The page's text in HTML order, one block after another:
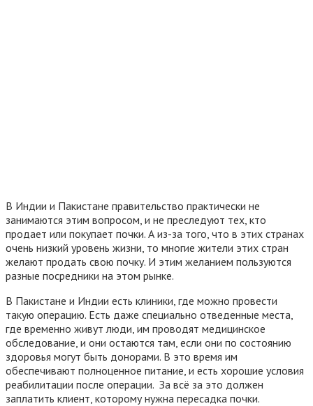
В Индии и Пакистане правительство практически не
занимаются этим вопросом, и не преследуют тех, кто
продает или покупает почки. А из-за того, что в этих странах
очень низкий уровень жизни, то многие жители этих стран
желают продать свою почку. И этим желанием пользуются
разные посредники на этом рынке.
В Пакистане и Индии есть клиники, где можно провести
такую операцию. Есть даже специально отведенные места,
где временно живут люди, им проводят медицинское
обследование, и они остаются там, если они по состоянию
здоровья могут быть донорами. В это время им
обеспечивают полноценное питание, и есть хорошие условия
реабилитации после операции. За всё за это должен
заплатить клиент, которому нужна пересадка почки.